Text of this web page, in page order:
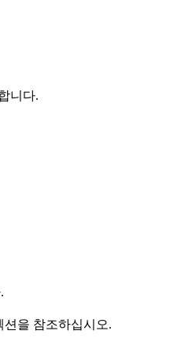
니다.
을 참조하십시오.